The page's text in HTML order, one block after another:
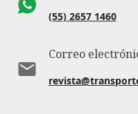
(55) 2657 1460
Correo